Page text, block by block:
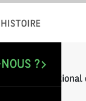
?
/
Comptoir National